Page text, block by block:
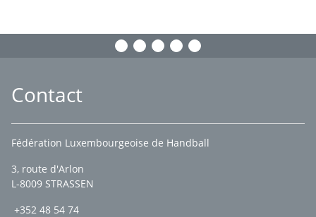
Contact
Fédération Luxembourgeoise de Handball
3, route d'Arlon
L-8009 STRASSEN
+352 48 54 74